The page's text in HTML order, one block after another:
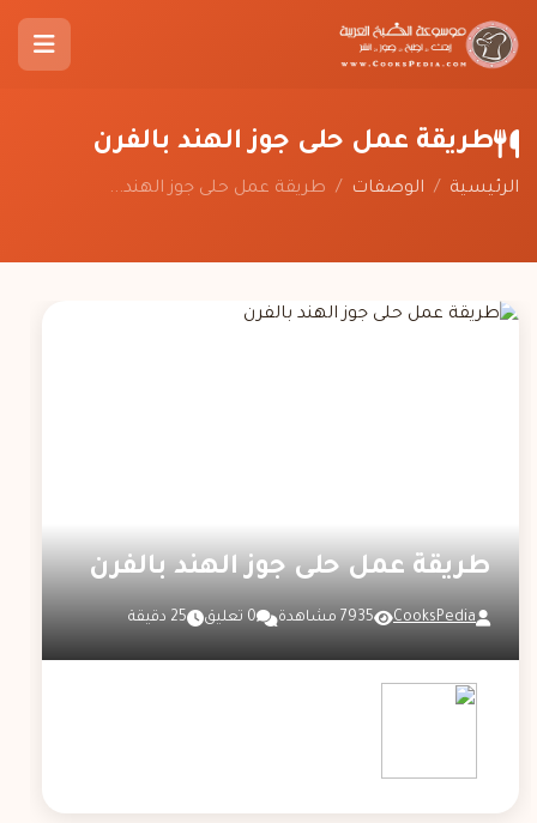
طريقة عمل حلى جوز الهند بالفرن
الرئيسية / الوصفات / طريقة عمل حلى جوز الهند...
طريقة عمل حلى جوز الهند بالفرن
CooksPedia 7935 مشاهدة 0 تعليق 25 دقيقة